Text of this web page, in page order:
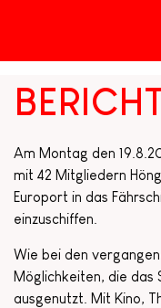
Am Montag den
mit 42 Mitgliedern
Europort in das
einzuschiffen.
Wie bei den
Möglichkeiten, die das
ausgenutzt. Mit Kino,